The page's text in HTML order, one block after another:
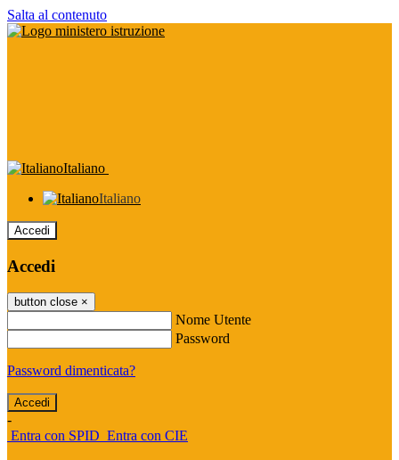
Salta al contenuto
Italiano
Italiano
Accedi
Accedi
button close ×
Nome Utente
Password
Password dimenticata?
-
Entra con SPID Entra con CIE